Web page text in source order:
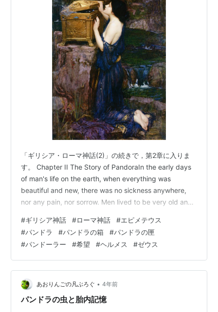
「ギリシア・ローマ神話(2)」の続きで，第2章に入りま
す。 Chapter II The Story of PandoraIn the early days
of man's life on the earth, when everything was
beautiful and new, there was no sickness anywhere,
nor any pain, nor sorrow. Men lived to be very old and
never been sinc…
#ギリシア神話 #ローマ神話 #エピメテウス
#パンドラ #パンドラの箱 #パンドラの匣
#パンドーラー #希望 #ヘルメス #ゼウス
あおりんごの凡ぶろぐ • 4年前
パンドラの虫と胎内記憶